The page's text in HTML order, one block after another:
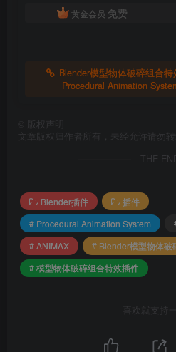
黄金会员 免费
Blender模型物体破碎组合
Procedural Animation
版权声明
文章版权归作者所有，未经允许请勿转
THE
Blender插件
插件
# Procedural Animation System
# ANIMAX
# Blender模型物体破
# 模型物体破碎组合特效插件
喜欢就支持